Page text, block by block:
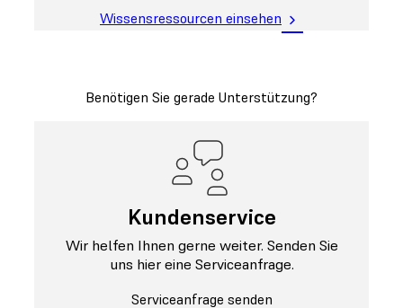
Wissensressourcen einsehen
Benötigen Sie gerade Unterstützung?
Kundenservice
Wir helfen Ihnen gerne weiter. Senden Sie
uns hier eine Serviceanfrage.
Serviceanfrage senden